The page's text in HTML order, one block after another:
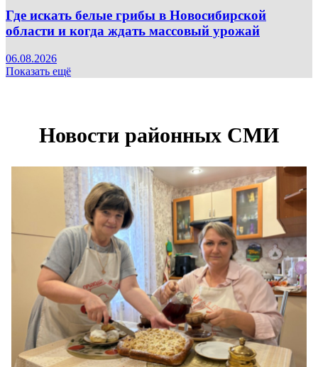
Где искать белые грибы в Новосибирской
области и когда ждать массовый урожай
06.08.2026
Показать ещё